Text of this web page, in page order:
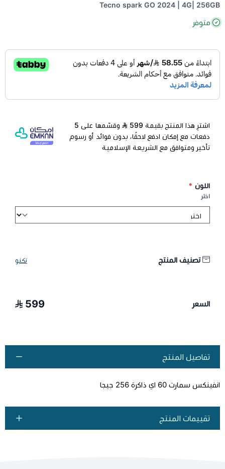
Tecno spark GO 2024 | 4G| 256GB
متوفر
اشترِ هذا المنتج بقيمة 599
وقسّمها على 5
دفعات مع إمكان ادفع لاحقًا، بدون فوائد أو رسوم
تأخير ومتوافق مع الشريعة الإسلامية
اللون *
اختر
تصنيف المنتج تكنو
السعر 599
تفاصيل المنتج
انفينكس سمارت 60 اي ذاكرة 256 جيجا
تقييمات المنتج